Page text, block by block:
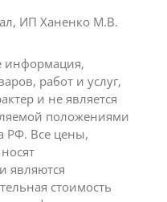
ИП Ханенко М.В.
информация,
работ и услуг,
и не является
положениями
РФ. Все цены,
являются
стоимость